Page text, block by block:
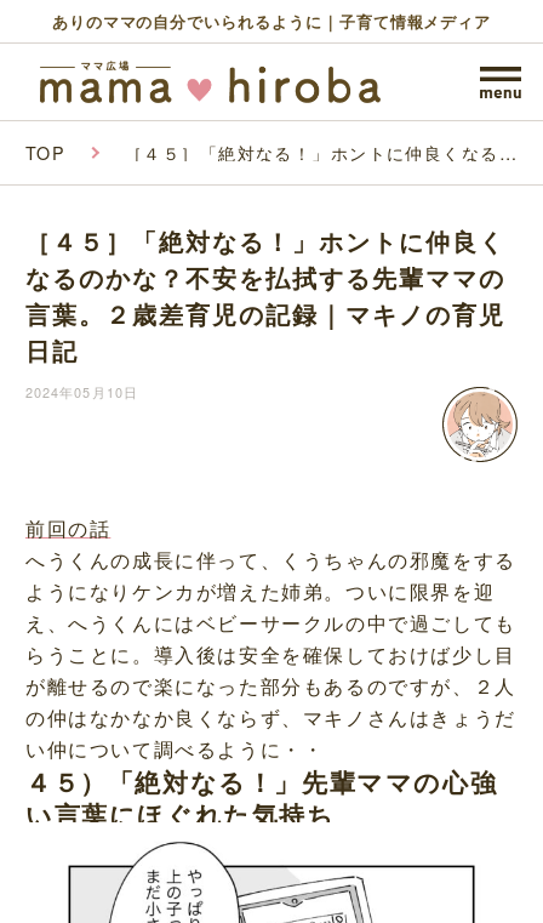
ありのママの自分でいられるように｜子育て情報メディア
TOP ［４５］「絶対なる！」ホントに仲良くなるの
育児の記録｜マキノの育児日記
［４５］「絶対なる！」ホントに仲良く
なるのかな？不安を払拭する先輩ママの
言葉。２歳差育児の記録｜マキノの育児
日記
2024年05月10日
前回の話
へうくんの成長に伴って、くうちゃんの邪魔をする
ようになりケンカが増えた姉弟。ついに限界を迎
え、へうくんにはベビーサークルの中で過ごしても
らうことに。導入後は安全を確保しておけば少し目
が離せるので楽になった部分もあるのですが、２人
の仲はなかなか良くならず、マキノさんはきょうだ
い仲について調べるように・・
４５）「絶対なる！」先輩ママの心強
い言葉にほぐれた気持ち